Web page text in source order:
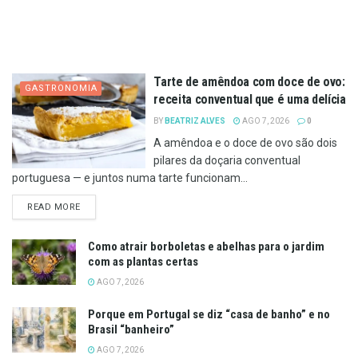
GASTRONOMIA
Tarte de amêndoa com doce de ovo:
receita conventual que é uma delícia
BY BEATRIZ ALVES AGO 7, 2026 0
A amêndoa e o doce de ovo são dois
pilares da doçaria conventual
portuguesa — e juntos numa tarte funcionam...
READ MOREDETAILS
Como atrair borboletas e abelhas para o jardim
com as plantas certas
AGO 7, 2026
Porque em Portugal se diz “casa de banho” e no
Brasil “banheiro”
AGO 7, 2026